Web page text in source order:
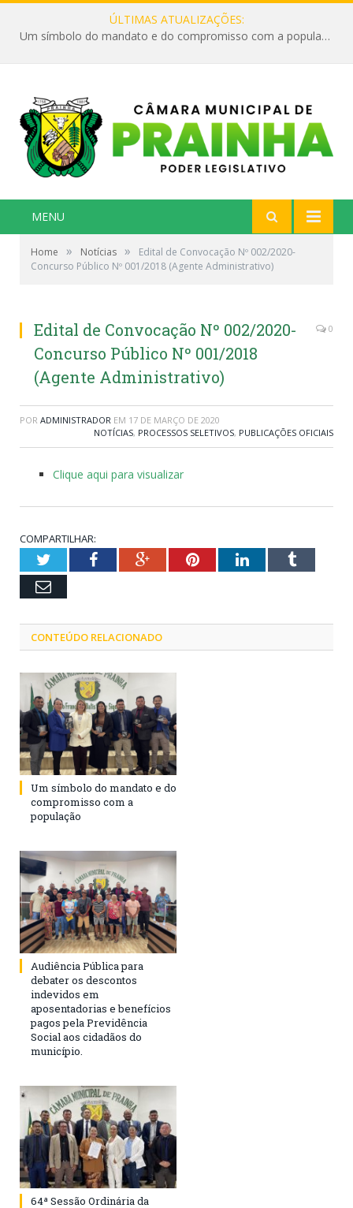
ÚLTIMAS ATUALIZAÇÕES:
Um símbolo do mandato e do compromisso com a população
MENU
Home » Notícias »
Edital de Convocação Nº 002/2020-
Concurso Público Nº 001/2018 (Agente Administrativo)
Edital de Convocação Nº 002/2020-
Concurso Público Nº 001/2018
(Agente Administrativo)
0
POR ADMINISTRADOR EM 17 DE MARÇO DE 2020
NOTÍCIAS, PROCESSOS SELETIVOS, PUBLICAÇÕES OFICIAIS
Clique aqui para visualizar
COMPARTILHAR:
TwitterFacebookGoogle+PinterestLinkedInTumblr
Email
CONTEÚDO RELACIONADO
Um símbolo do mandato e do
compromisso com a
população
Audiência Pública para
debater os descontos
indevidos em
aposentadorias e benefícios
pagos pela Previdência
Social aos cidadãos do
município.
64ª Sessão Ordinária da